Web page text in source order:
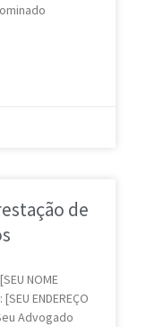
de
NOME
ENDEREÇO
Advogado